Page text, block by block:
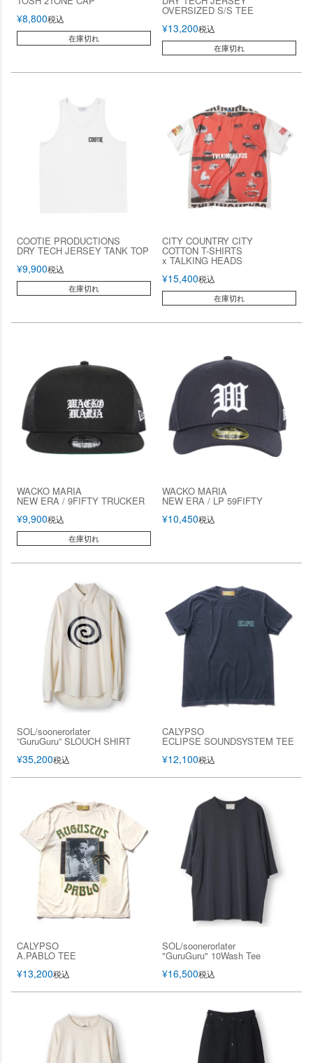
¥8,800税込
在庫切れ
OVERSIZED S/S TEE
¥13,200税込
在庫切れ
COOTIE PRODUCTIONS
DRY TECH JERSEY TANK TOP
¥9,900税込
在庫切れ
CITY COUNTRY CITY
COTTON T-SHIRTS
x TALKING HEADS
¥15,400税込
在庫切れ
WACKO MARIA
NEW ERA / 9FIFTY TRUCKER
¥9,900税込
在庫切れ
WACKO MARIA
NEW ERA / LP 59FIFTY
¥10,450税込
SOL/soonerorlater
”GuruGuru” SLOUCH SHIRT
¥35,200税込
CALYPSO
ECLIPSE SOUNDSYSTEM TEE
¥12,100税込
CALYPSO
A.PABLO TEE
¥13,200税込
SOL/soonerorlater
"GuruGuru" 10Wash Tee
¥16,500税込